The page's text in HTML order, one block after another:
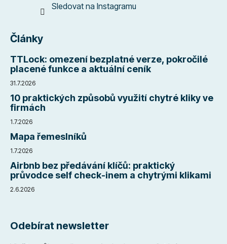
Sledovat na Instagramu
Články
TTLock: omezení bezplatné verze, pokročilé
placené funkce a aktuální ceník
31.7.2026
10 praktických způsobů využití chytré kliky ve
firmách
1.7.2026
Mapa řemeslníků
1.7.2026
Airbnb bez předávání klíčů: praktický
průvodce self check-inem a chytrými klikami
2.6.2026
Odebírat newsletter